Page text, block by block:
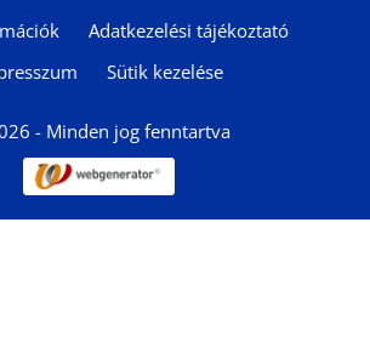
- Minden jog fenntartva
Adatkezelési tájékoztató
Sütik kezelése